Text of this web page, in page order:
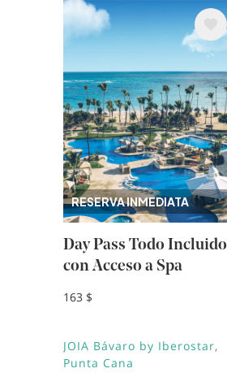
RESERVA INMEDIATA
Image
Day Pass Todo Incluido
con Acceso a Spa
163 $
JOIA Bávaro by Iberostar
Punta Cana